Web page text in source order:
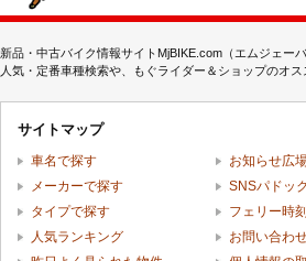
新品・中古バイク情報サイトMjBIKE.com（エムジェー
人気・定番車種検索や、もぐライダー＆ショップのオ
サイトマップ
車名で探す
メーカーで探す
タイプで探す
人気ランキング
お知らせ広
SNSパドック
フェリー時
お問い合わ